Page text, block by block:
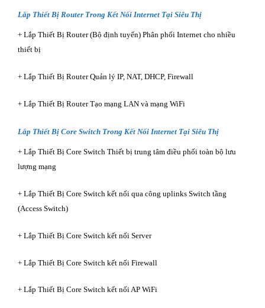
Lắp Thiết Bị Router Trong Kết Nối Internet Tại Siêu Thị
+ Lắp Thiết Bị Router (Bộ định tuyến) Phân phối Internet cho nhiều
thiết bị
+ Lắp Thiết Bị Router Quản lý IP, NAT, DHCP, Firewall
+ Lắp Thiết Bị Router Tạo mạng LAN và mạng WiFi
Lắp Thiết Bị Core Switch Trong Kết Nối Internet Tại Siêu Thị
+ Lắp Thiết Bị Core Switch Thiết bị trung tâm điều phối toàn bộ lưu
lượng mạng
+ Lắp Thiết Bị Core Switch kết nối qua công uplinks Switch tầng
(Access Switch)
+ Lắp Thiết Bị Core Switch kết nối Server
+ Lắp Thiết Bị Core Switch kết nối Firewall
+ Lắp Thiết Bị Core Switch kết nối AP WiFi